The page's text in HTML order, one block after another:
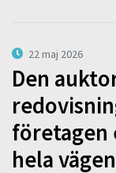
22 maj 2026
Den
företagen
hela vägen